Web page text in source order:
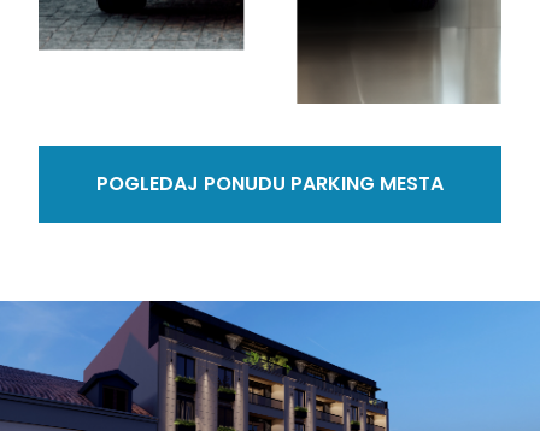
POGLEDAJ PONUDU PARKING MESTA